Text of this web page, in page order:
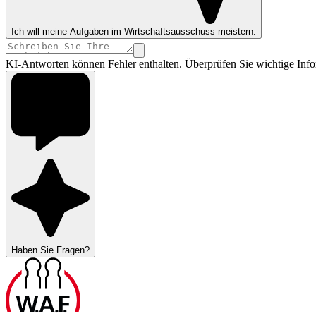
Ich will meine Aufgaben im Wirtschaftsausschuss meistern.
KI-Antworten können Fehler enthalten. Überprüfen Sie wichtige
Haben Sie Fragen?